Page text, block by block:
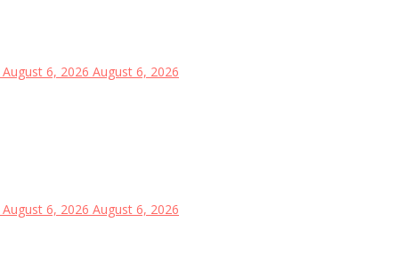
August 6, 2026 August 6, 2026
August 6, 2026 August 6, 2026